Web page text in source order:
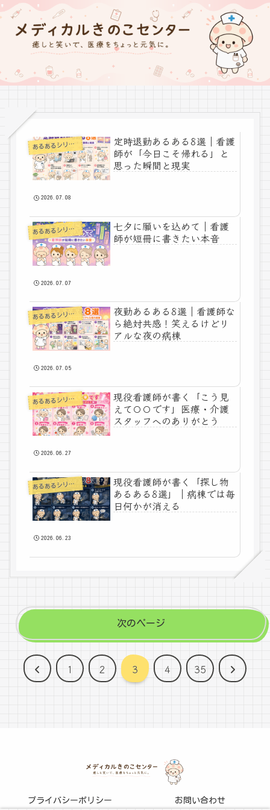
あ
るあるシリーズ
定時退勤あるある8選｜看護
師が「今日こそ帰れる」と
思った瞬間と現実
2026.07.08
あ
るあるシリーズ
七夕に願いを込めて｜看護
師が短冊に書きたい本音
2026.07.07
あ
るあるシリーズ
夜勤あるある8選｜看護師な
ら絶対共感！笑えるけどリ
アルな夜の病棟
2026.07.05
あ
るあるシリーズ
現役看護師が書く「こう見
えて〇〇です」医療・介護
スタッフへのありがとう
2026.06.27
あ
るあるシリーズ
現役看護師が書く「探し物
あるある8選」｜病棟では毎
日何かが消える
2026.06.23
次のページ
前
1 2 3 4 35
次
プライバシーポリシー お問い合わせ